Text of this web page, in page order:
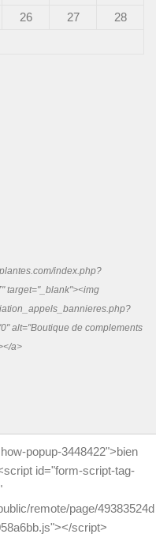
26 27
28
index.php?
target="_blank"><img
alt="Boutique de complements
a>
popup-3448422">bien
id="form-script-tag-
remote/page/49383524d
script>